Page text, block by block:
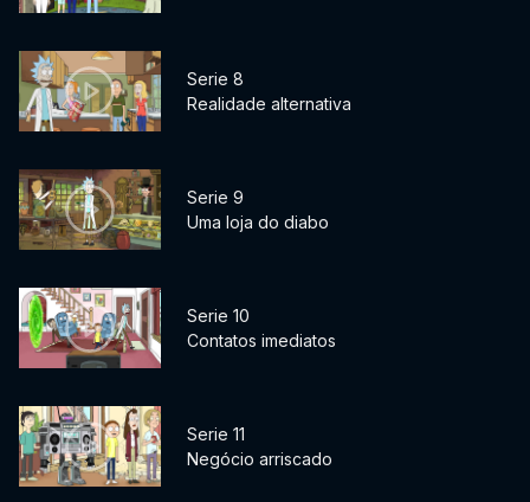
Serie 8
Realidade alternativa
Serie 9
Uma loja do diabo
Serie 10
Contatos imediatos
Serie 11
Negócio arriscado